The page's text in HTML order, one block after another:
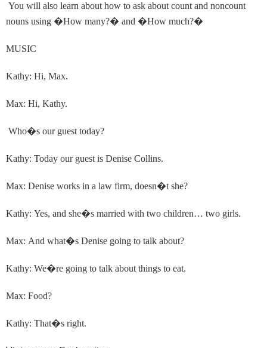
You will also learn about how to ask about count and noncount
nouns using �How many?� and �How much?�
MUSIC
Kathy: Hi, Max.
Max: Hi, Kathy.
Who�s our guest today?
Kathy: Today our guest is Denise Collins.
Max: Denise works in a law firm, doesn�t she?
Kathy: Yes, and she�s married with two children… two girls.
Max: And what�s Denise going to talk about?
Kathy: We�re going to talk about things to eat.
Max: Food?
Kathy: That�s right.